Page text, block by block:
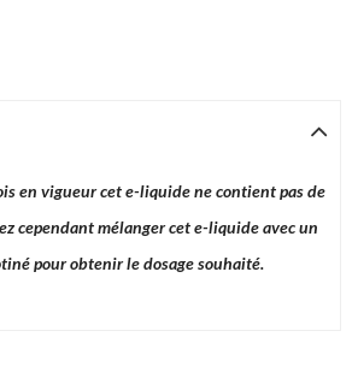
en vigueur cet e-liquide ne contient pas de
cependant mélanger cet e-liquide avec un
pour obtenir le dosage souhaité.